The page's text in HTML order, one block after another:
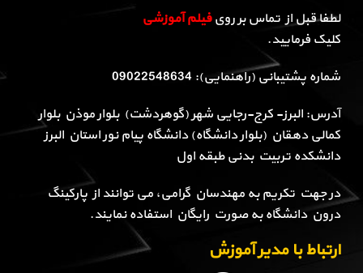
لطفا قبل از تماس بر رویفیلم آموزشی
کلیک فرمایید.
شماره پشتیبانی (راهنمایی): 09022548634
آدرس: البرز- کرج-رجایی شهر (گوهردشت) بلوار موذن بلوار
کمالی دهقان (بلوار دانشگاه) دانشگاه پیام نور استان البرز
دانشکده تربیت بدنی طبقه اول
در جهت تکریم به مهندسان گرامی، می توانند از پارکینگ
درون دانشگاه به صورت رایگان استفاده نمایند.
ارتباط با مدیر آموزش